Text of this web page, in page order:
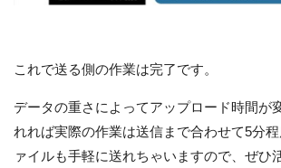
これで送る側の作業は完了です。
データの重さによってアップロード時間が
れれば実際の作業は送信まで合わせて5分
ァイルも手軽に送れちゃいますので、ぜひ